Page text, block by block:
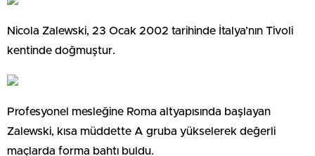
Nicola Zalewski, 23 Ocak 2002 tarihinde İtalya’nın Tivoli
kentinde doğmuştur.
Profesyonel mesleğine Roma altyapısında başlayan
Zalewski, kısa müddette A gruba yükselerek değerli
maçlarda forma bahtı buldu.